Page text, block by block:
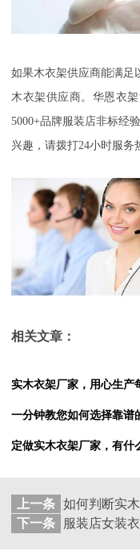
如果木衣架供应商能满足
木衣架供应商。华恩衣
5000+品牌服装店非标经验
兴趣，请拨打24小时服务
相关文章：
实木衣架厂家，用心生产
一分钟教您如何选择靠谱
定做实木衣架厂家，有什
上一条
下一条